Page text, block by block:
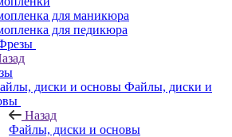
для маникюра
для педикюра
Файлы, диски и
Назад
Файлы, диски и основы